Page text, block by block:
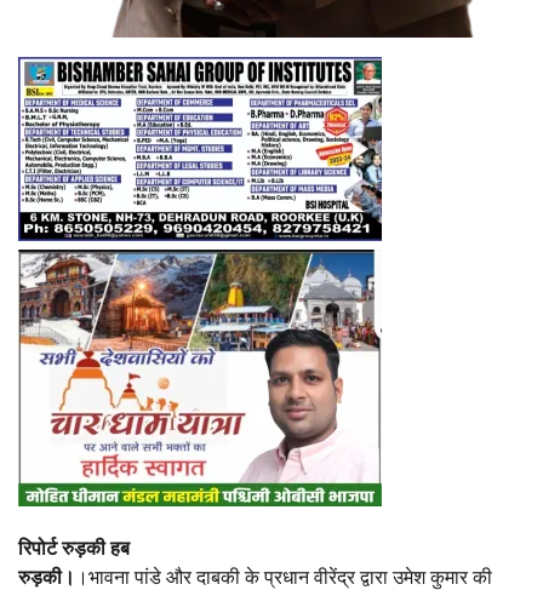
रिपोर्ट रुड़की हब
रुड़की। ।भावना पांडे और दाबकी के प्रधान वीरेंद्र द्वारा उमेश कुमार की